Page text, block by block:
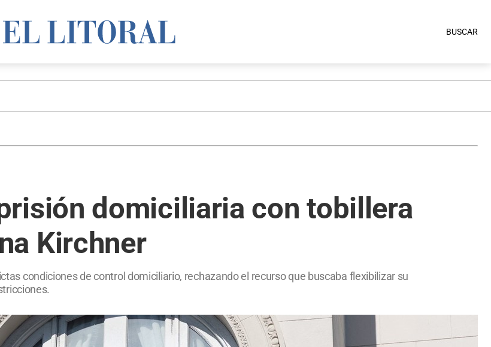
BUSCAR
domiciliaria con tobillera
Kirchner
condiciones de control domiciliario, rechazando el recurso que buscaba flexibilizar su